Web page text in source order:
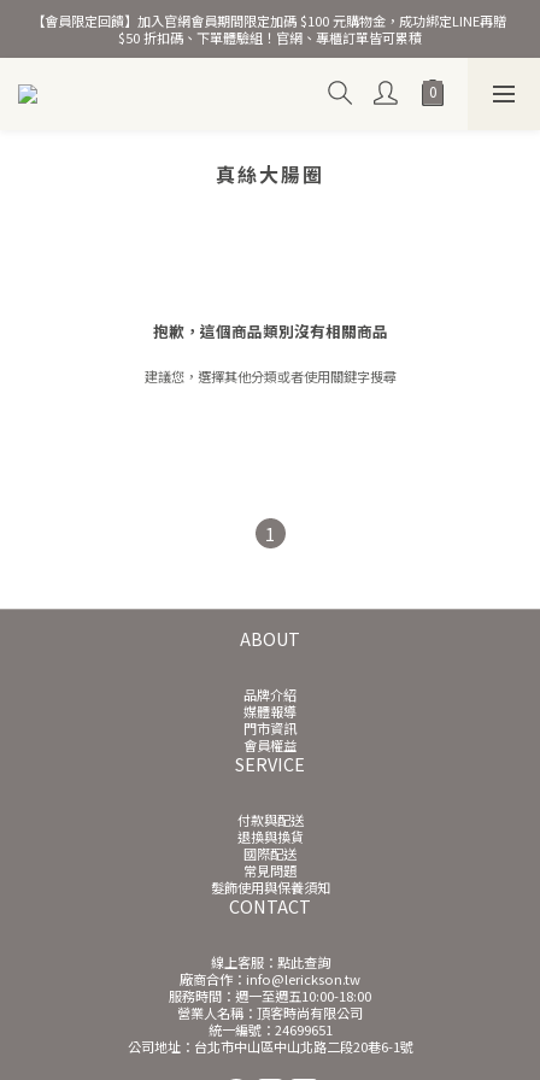
熱銷千萬條彈力髮圈！
【會員限定回饋】加入官網會員期間限定加碼 $100 元購物金，成功綁定LINE再贈
$50 折扣碼、下單體驗組！官網、專櫃訂單皆可累積
熱銷千萬條彈力髮圈！
真絲大腸圈
抱歉，這個商品類別沒有相關商品
建議您，選擇其他分類或者使用關鍵字搜尋
1
ABOUT
品牌介紹
媒體報導
門市資訊
會員權益
SERVICE
付款與配送
退換與換貨
國際配送
常見問題
髮飾使用與保養須知
CONTACT
線上客服： 點此查詢
廠商合作：info@lerickson.tw
服務時間：週一至週五10:00-18:00
營業人名稱：頂客時尚有限公司
統一編號：24699651
公司地址：台北市中山區中山北路二段20巷6-1號